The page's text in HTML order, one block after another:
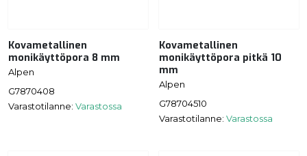
Kovametallinen
monikäyttöpora 8 mm
Alpen
G7870408
Varastotilanne: Varastossa
Kovametallinen
monikäyttöpora pitkä 10
mm
Alpen
G78704510
Varastotilanne: Varastossa